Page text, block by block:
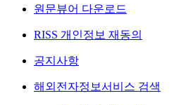
원문뷰어 다운로드
RISS 개인정보 재동의
공지사항
해외전자정보서비스 검색